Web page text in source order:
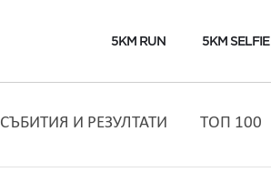
5KM RUN 5KM SELFIE
СЪБИТИЯ И РЕЗУЛТАТИ ТОП 100